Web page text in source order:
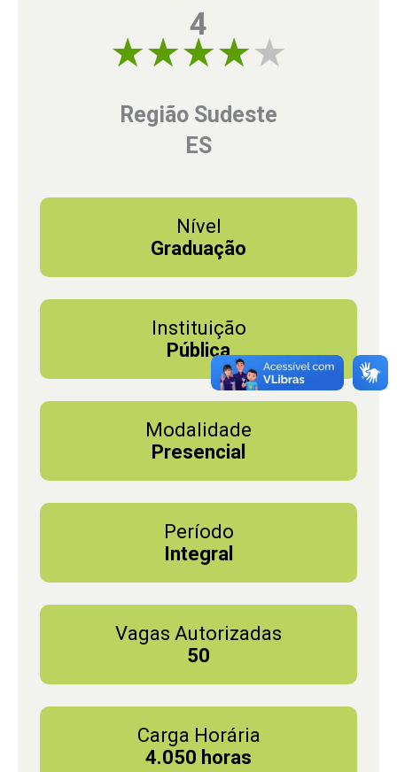
4
Região Sudeste
ES
Nível
Graduação
Instituição
Pública
Modalidade
Presencial
Período
Integral
Vagas Autorizadas
50
Carga Horária
4.050 horas